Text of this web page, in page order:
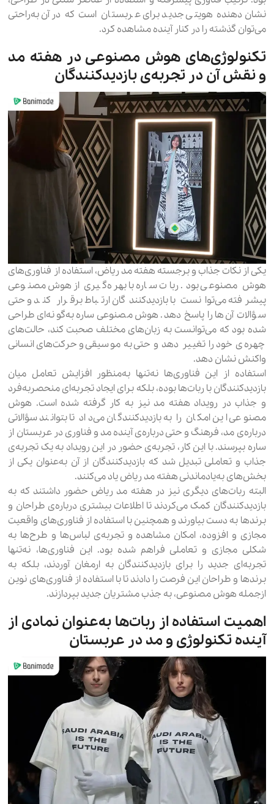
نشان‌دهنده هویتی جدید برای عربستان است که در آن به‌راحتی
می‌توان گذشته را در کنار آینده مشاهده کرد.
تکنولوژی‌های هوش مصنوعی در هفته مد
و نقش آن در تجربه‌ی بازدیدکنندگان
یکی از نکات جذاب و برجسته هفته مد ریاض، استفاده از فناوری‌های
هوش مصنوعی بود. ربات ساره با بهره‌گیری از هوش مصنوعی
پیشرفته می‌توانست با بازدیدکنندگان ارتباط برقرار کند و حتی
سؤالات آن‌ها را پاسخ دهد. هوش مصنوعی ساره به‌گونه‌ای طراحی
شده بود که می‌توانست به زبان‌های مختلف صحبت کند، حالت‌های
چهره‌ی خود را تغییر دهد و حتی به موسیقی و حرکت‌های انسانی
واکنش نشان دهد.
استفاده از این فناوری‌ها نه‌تنها به‌منظور افزایش تعامل میان
بازدیدکنندگان با ربات‌ها بوده، بلکه برای ایجاد تجربه‌ای منحصربه‌فرد
و جذاب در رویداد هفته مد نیز به کار گرفته شده است. هوش
مصنوعی این امکان را به بازدیدکنندگان می‌داد تا بتوانند سؤالاتی
درباره‌ی مد، فرهنگ و حتی درباره‌ی آینده مد و فناوری در عربستان از
ساره بپرسند. با این کار، تجربه‌ی حضور در این رویداد به یک تجربه‌ی
جذاب و تعاملی تبدیل شد که بازدیدکنندگان از آن به‌عنوان یکی از
بخش‌های به‌یادماندنی هفته مد ریاض یاد می‌کنند.
البته ربات‌های دیگری نیز در هفته مد ریاض حضور داشتند که به
بازدیدکنندگان کمک می‌کردند تا اطلاعات بیشتری درباره‌ی طراحان و
برندها به دست بیاورند و همچنین با استفاده از فناوری‌های واقعیت
مجازی و افزوده، امکان مشاهده و تجربه‌ی لباس‌ها و طرح‌ها به
شکلی مجازی و تعاملی فراهم شده بود. این فناوری‌ها، نه‌تنها
تجربه‌ای جدید را برای بازدیدکنندگان به ارمغان آوردند، بلکه به
برندها و طراحان این فرصت را دادند تا با استفاده از فناوری‌های نوین
ازجمله هوش مصنوعی، به جذب مشتریان جدید بپردازند.
اهمیت استفاده از ربات‌ها به‌عنوان نمادی از
آینده تکنولوژی و مد در عربستان